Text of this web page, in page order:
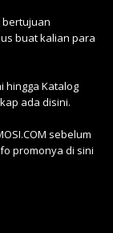
bertujuan
buat kalian para
hingga Katalog
ada disini.
sebelum
promonya di sini